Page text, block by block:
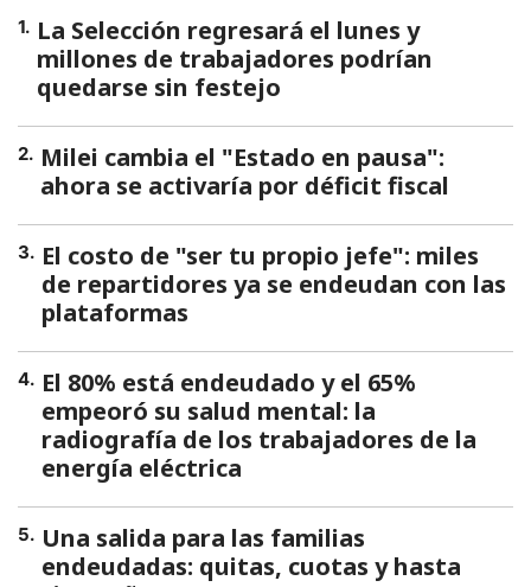
1. La Selección regresará el lunes y
millones de trabajadores podrían
quedarse sin festejo
2. Milei cambia el "Estado en pausa":
ahora se activaría por déficit fiscal
3. El costo de "ser tu propio jefe": miles
de repartidores ya se endeudan con las
plataformas
4. El 80% está endeudado y el 65%
empeoró su salud mental: la
radiografía de los trabajadores de la
energía eléctrica
5. Una salida para las familias
endeudadas: quitas, cuotas y hasta